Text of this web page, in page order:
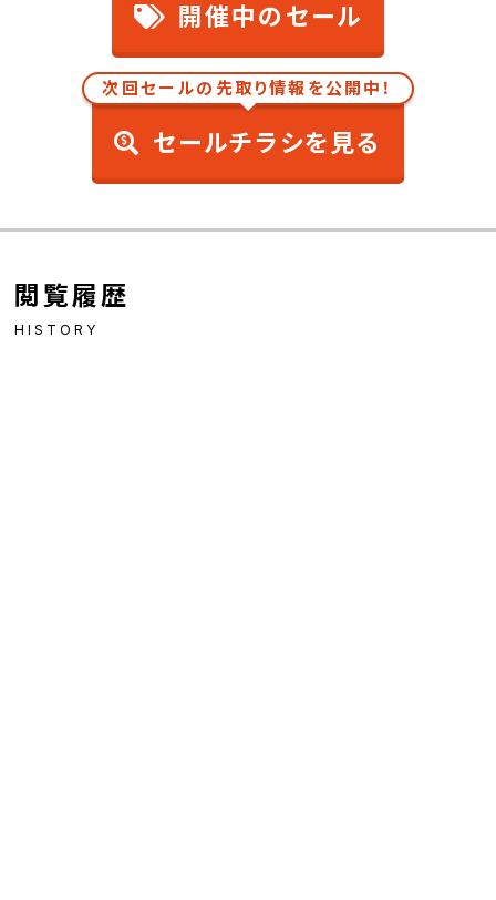
開催中のセール
次回セールの先取り情報を公開中！
セールチラシを見る
閲覧履歴
HISTORY